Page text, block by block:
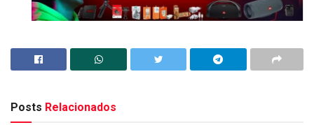
Posts Relacionados